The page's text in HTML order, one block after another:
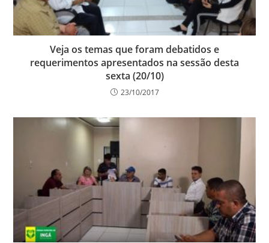
Veja os temas que foram debatidos e
requerimentos apresentados na sessão desta
sexta (20/10)
23/10/2017